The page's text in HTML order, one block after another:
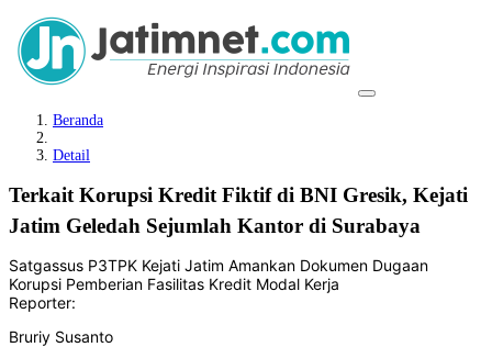
Beranda
Detail
Terkait Korupsi Kredit Fiktif di BNI Gresik, Kejati
Jatim Geledah Sejumlah Kantor di Surabaya
Satgassus P3TPK Kejati Jatim Amankan Dokumen Dugaan
Korupsi Pemberian Fasilitas Kredit Modal Kerja
Reporter:
Bruriy Susanto